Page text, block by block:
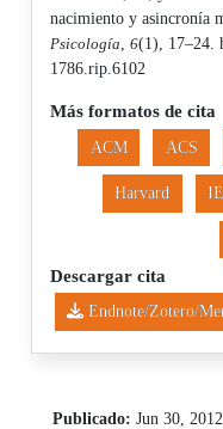
nacimiento y asincronía
Psicología,6(1), 17–24.
1786.rip.6102
Más formatos de cita
ACM ACS
Harvard
Descargar cita
Endnote/Zotero/
Publicado: Jun 30, 2012